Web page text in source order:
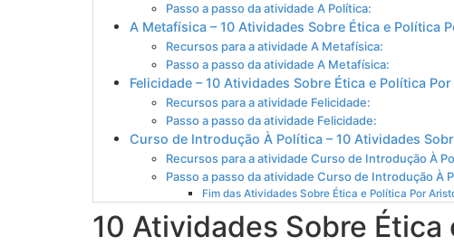
Passo a passo da atividade A Política:
A Metafísica – 10 Atividades Sobre Ética e Política
Recursos para a atividade A Metafísica:
Passo a passo da atividade A Metafísica:
Felicidade – 10 Atividades Sobre Ética e Política
Recursos para a atividade Felicidade:
Passo a passo da atividade Felicidade:
Curso de Introdução À Política – 10 Atividades
Recursos para a atividade Curso de Introdução À
Passo a passo da atividade Curso de Introdução À
Fim das Atividades Sobre Ética e Política Por
10 Atividades Sobre